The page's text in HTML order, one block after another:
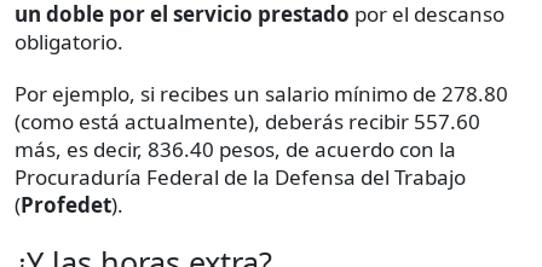
un doble por el servicio prestado por el descanso
obligatorio.
Por ejemplo, si recibes un salario mínimo de 278.80
(como está actualmente), deberás recibir 557.60
más, es decir, 836.40 pesos, de acuerdo con la
Procuraduría Federal de la Defensa del Trabajo
(Profedet).